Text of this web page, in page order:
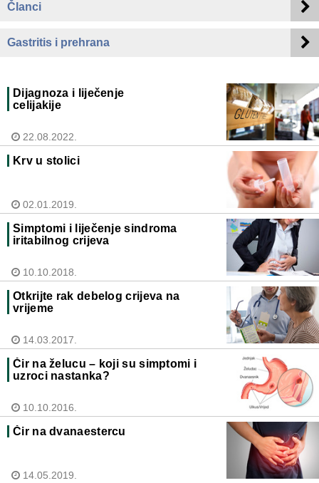
Članci
Gastritis i prehrana
Dijagnoza i liječenje
celijakije
22.08.2022.
Krv u stolici
02.01.2019.
Simptomi i liječenje sindroma
iritabilnog crijeva
10.10.2018.
Otkrijte rak debelog crijeva na
vrijeme
14.03.2017.
Čir na želucu – koji su simptomi i
uzroci nastanka?
10.10.2016.
Čir na dvanaestercu
14.05.2019.